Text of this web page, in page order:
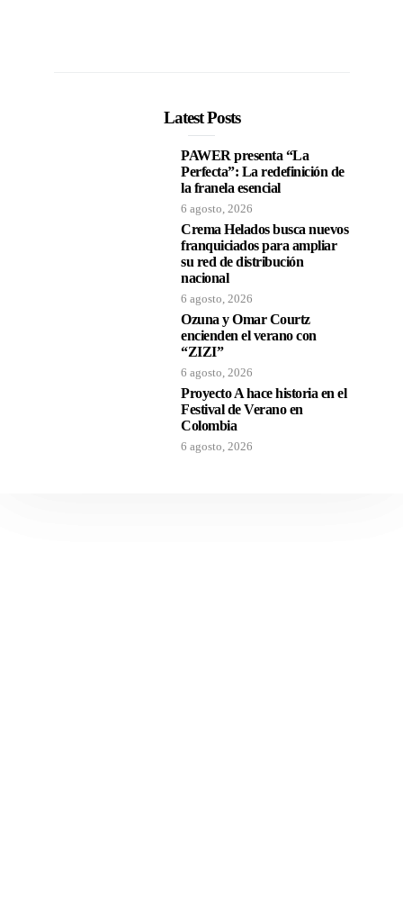
Latest Posts
PAWER presenta “La
Perfecta”: La redefinición de
la franela esencial
6 agosto, 2026
Crema Helados busca nuevos
franquiciados para ampliar
su red de distribución
nacional
6 agosto, 2026
Ozuna y Omar Courtz
encienden el verano con
“ZIZI”
6 agosto, 2026
Proyecto A hace historia en el
Festival de Verano en
Colombia
6 agosto, 2026